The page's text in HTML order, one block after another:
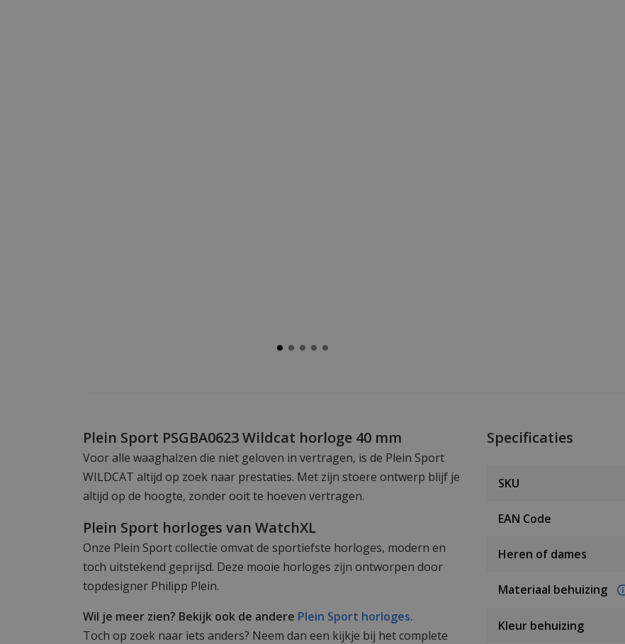
Plein Sport PSGBA0623 Wildcat horloge 40 mm
Voor alle waaghalzen die niet geloven in vertragen, is de Plein Sport
WILDCAT altijd op zoek naar prestaties. Met zijn stoere ontwerp blijf je
altijd op de hoogte, zonder ooit te hoeven vertragen.
Plein Sport horloges van WatchXL
Onze Plein Sport collectie omvat de sportiefste horloges, modern en
toch uitstekend geprijsd. Deze mooie horloges zijn ontworpen door
topdesigner Philipp Plein.
Wil je meer zien? Bekijk ook de andere Plein Sport horloges.
Toch op zoek naar iets anders? Neem dan een kijkje bij het complete
Specificaties
SKU
EAN Code
Heren of dames
Materiaal behuizing
Kleur behuizing